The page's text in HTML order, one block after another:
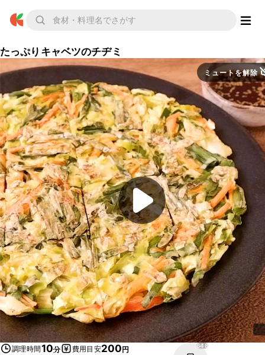
たっぷりキャベツのチヂミ
ミュートを解除
調理時間10分 費用目安200円 648